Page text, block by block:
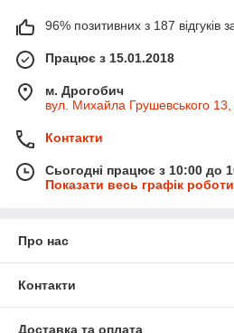
96% позитивних з 187 відгуків
Працює з 15.01.2018
м. Дрогобич
вул. Михайла Грушевського 13,
Контакти
Сьогодні працює з 10:00 до
Показати весь графік роботи
Про нас
Контакти
Доставка та оплата